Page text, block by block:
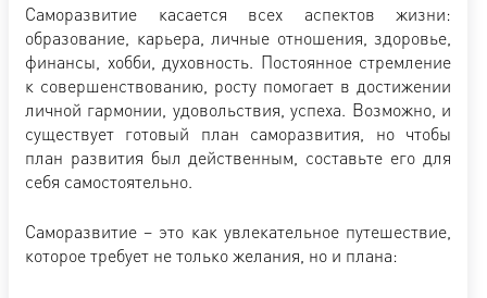
Саморазвитие касается всех аспектов жизни:
образование, карьера, личные отношения, здоровье,
финансы, хобби, духовность. Постоянное стремление
к совершенствованию, росту помогает в достижении
личной гармонии, удовольствия, успеха. Возможно, и
существует готовый план саморазвития, но чтобы
план развития был действенным, составьте его для
себя самостоятельно.
Саморазвитие – это как увлекательное путешествие,
которое требует не только желания, но и плана: